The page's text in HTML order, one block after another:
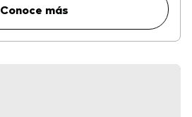
Conoce más